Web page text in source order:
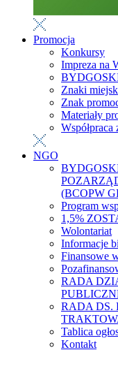
Promocja
Konkursy
Impreza na
Znaki
Znak
Materiały
Współpraca
NGO
(BCOPW
Program
1,5%
Wolontariat
Informacje
Finansowe
RADA
RADA DS.
Tablica
Kontakt